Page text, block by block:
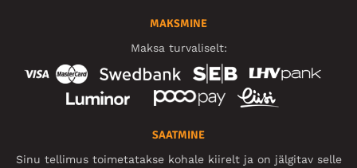
MAKSMINE
Maksa turvaliselt:
SAATMINE
Sinu tellimus toimetatakse kohale kiirelt ja on jälgitav selle